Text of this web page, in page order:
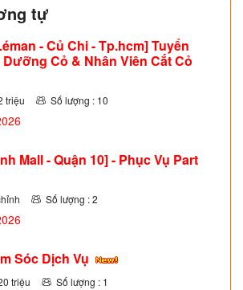
tự
- Củ Chi - Tp.hcm] Tuyển
Cỏ & Nhân Viên Cắt Cỏ
triệu Số lượng : 10
Mall - Quận 10] - Phục Vụ Part
Số lượng : 2
Sóc Dịch Vụ
triệu Số lượng : 1